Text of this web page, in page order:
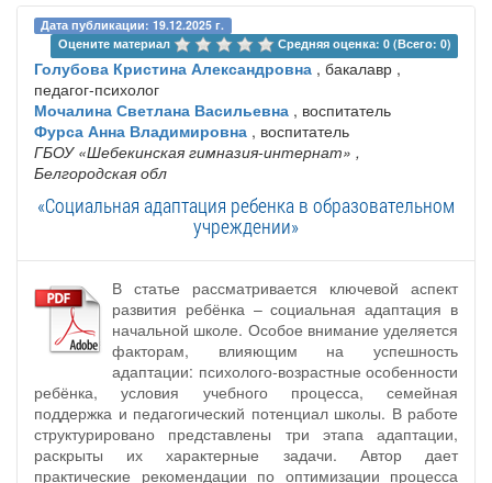
Дата публикации: 19.12.2025 г.
Оцените материал
Средняя оценка: 0 (Всего: 0)
Голубова Кристина Александровна , бакалавр ,
педагог-психолог
Мочалина Светлана Васильевна , воспитатель
Фурса Анна Владимировна , воспитатель
ГБОУ «Шебекинская гимназия-интернат» ,
Белгородская обл
«Социальная адаптация ребенка в образовательном
учреждении»
В статье рассматривается ключевой аспект
развития ребёнка – социальная адаптация в
начальной школе. Особое внимание уделяется
факторам, влияющим на успешность
адаптации: психолого-возрастные особенности
ребёнка, условия учебного процесса, семейная
поддержка и педагогический потенциал школы. В работе
структурировано представлены три этапа адаптации,
раскрыты их характерные задачи. Автор дает
практические рекомендации по оптимизации процесса